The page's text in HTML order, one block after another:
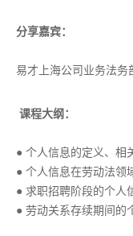
分享嘉宾：
易才上海公司业务法务
课程大纲：
● 个人信息的定义、相
● 个人信息在劳动法领
● 求职招聘阶段的个人
● 劳动关系存续期间的